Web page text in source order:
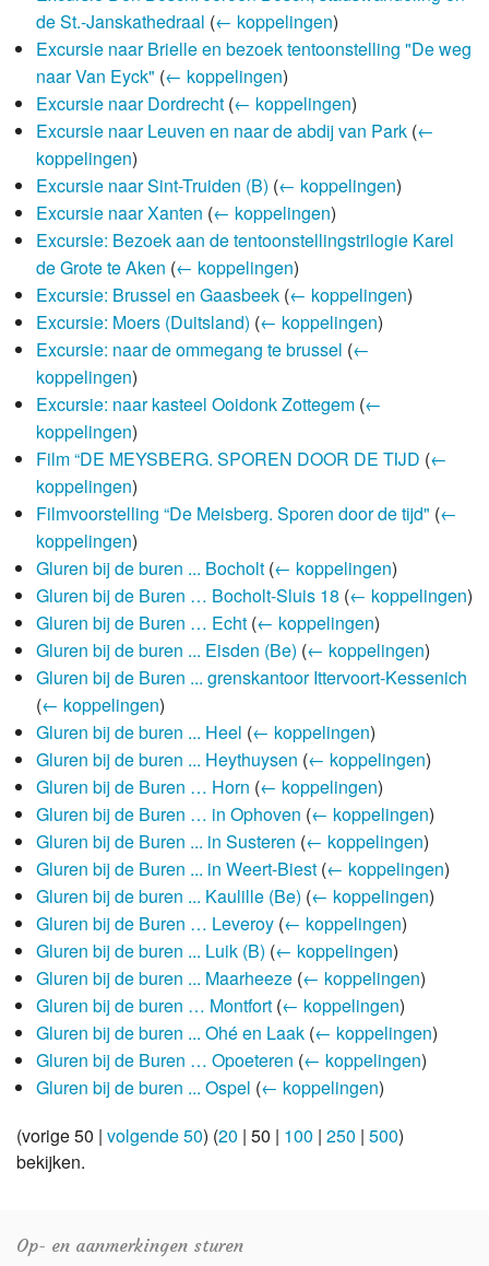
de St.-Janskathedraal (← koppelingen)
Excursie naar Brielle en bezoek tentoonstelling "De weg
naar Van Eyck" (← koppelingen)
Excursie naar Dordrecht (← koppelingen)
Excursie naar Leuven en naar de abdij van Park (←
koppelingen)
Excursie naar Sint-Truiden (B) (← koppelingen)
Excursie naar Xanten (← koppelingen)
Excursie: Bezoek aan de tentoonstellingstrilogie Karel
de Grote te Aken (← koppelingen)
Excursie: Brussel en Gaasbeek (← koppelingen)
Excursie: Moers (Duitsland) (← koppelingen)
Excursie: naar de ommegang te brussel (←
koppelingen)
Excursie: naar kasteel Ooidonk Zottegem (←
koppelingen)
Film “DE MEYSBERG. SPOREN DOOR DE TIJD (←
koppelingen)
Filmvoorstelling “De Meisberg. Sporen door de tijd" (←
koppelingen)
Gluren bij de buren ... Bocholt (← koppelingen)
Gluren bij de Buren … Bocholt-Sluis 18 (← koppelingen)
Gluren bij de Buren … Echt (← koppelingen)
Gluren bij de buren ... Eisden (Be) (← koppelingen)
Gluren bij de Buren ... grenskantoor Ittervoort-Kessenich
(← koppelingen)
Gluren bij de buren ... Heel (← koppelingen)
Gluren bij de buren ... Heythuysen (← koppelingen)
Gluren bij de Buren … Horn (← koppelingen)
Gluren bij de Buren … in Ophoven (← koppelingen)
Gluren bij de Buren ... in Susteren (← koppelingen)
Gluren bij de Buren ... in Weert-Biest (← koppelingen)
Gluren bij de buren ... Kaulille (Be) (← koppelingen)
Gluren bij de Buren … Leveroy (← koppelingen)
Gluren bij de buren ... Luik (B) (← koppelingen)
Gluren bij de buren ... Maarheeze (← koppelingen)
Gluren bij de buren … Montfort (← koppelingen)
Gluren bij de buren ... Ohé en Laak (← koppelingen)
Gluren bij de Buren … Opoeteren (← koppelingen)
Gluren bij de buren ... Ospel (← koppelingen)
(vorige 50 | volgende 50) (20 | 50 | 100 | 250 | 500)
bekijken.
Op- en aanmerkingen sturen